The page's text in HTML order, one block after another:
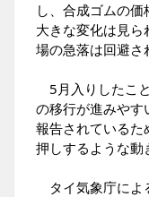
し、合成ゴムの
大きな変化は見
場の急落は回避さ
5月入りしたこ
の移行が進みやす
報告されているた
押しするような動
タイ気象庁によ